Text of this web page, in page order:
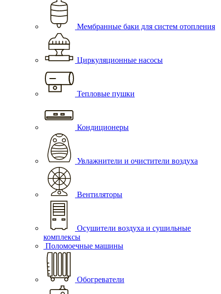
Мембранные баки для систем отопления
Циркуляционные насосы
Тепловые пушки
Кондиционеры
Увлажнители и очистители воздуха
Вентиляторы
Осушители воздуха и сушильные
комплексы
Поломоечные машины
Обогреватели